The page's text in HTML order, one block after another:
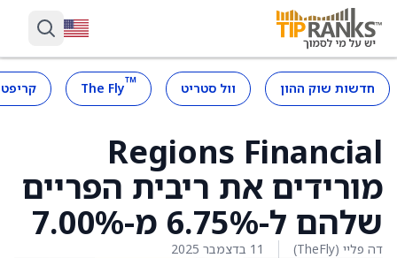
חדשות שוק ההון וול סטריט ™
The Fly
Regions Financial
מורידים את ריבית הפריים
שלהם ל-6.75% מ-7.00%
דה פליי (TheFly) 11 בדצמבר 2025